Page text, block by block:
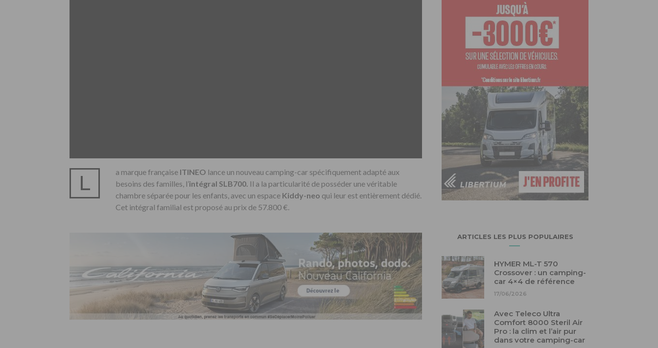
L a marque française ITINEO lance un nouveau camping-car spécifiquement adapté aux
besoins des familles, l’intégral SLB700. Il a la particularité de posséder une véritable
chambre séparée pour les enfants, avec un espace Kiddy-neo qui leur est entièrement dédié.
Cet intégral familial est proposé au prix de 57.800 €.
ARTICLES LES PLUS POPULAIRES
HYMER ML-T 570
Crossover : un camping-
car 4×4 de référence
17/06/2026
Avec Teleco Ultra
Comfort 8000 Steril Air
Pro : la clim et l’air pur
dans votre camping-car